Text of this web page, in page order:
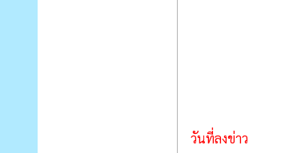
วันที่ลงข่าว